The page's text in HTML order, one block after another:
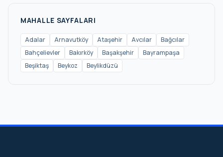
Pendik
Sancaktepe
Sarıyer
Silivri
Şile
MAHALLE SAYFALARI
Adalar Arnavutköy Ataşehir Avcılar
Bağcılar
Bahçelievler
Bakırköy Başakşehir
Bayrampaşa
Beşiktaş
Beykoz Beylikdüzü